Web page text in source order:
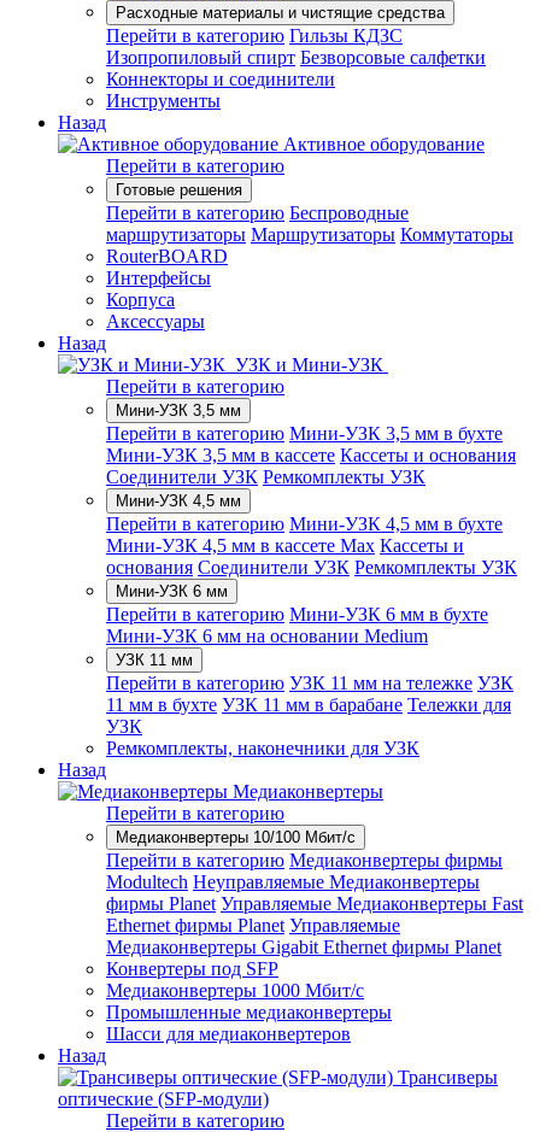
Расходные материалы и чистящие средства
Перейти в категорию Гильзы КДЗС
Изопропиловый спирт Безворсовые салфетки
Коннекторы и соединители
Инструменты
Назад
Активное оборудование
Перейти в категорию
Готовые решения
Перейти в категорию Беспроводные
маршрутизаторы Маршрутизаторы Коммутаторы
RouterBOARD
Интерфейсы
Корпуса
Аксессуары
Назад
УЗК и Мини-УЗК
Перейти в категорию
Мини-УЗК 3,5 мм
Перейти в категорию Мини-УЗК 3,5 мм в бухте
Мини-УЗК 3,5 мм в кассете Кассеты и основания
Соединители УЗК Ремкомплекты УЗК
Мини-УЗК 4,5 мм
Перейти в категорию Мини-УЗК 4,5 мм в бухте
Мини-УЗК 4,5 мм в кассете Max Кассеты и
основания Соединители УЗК Ремкомплекты УЗК
Мини-УЗК 6 мм
Перейти в категорию Мини-УЗК 6 мм в бухте
Мини-УЗК 6 мм на основании Medium
УЗК 11 мм
Перейти в категорию УЗК 11 мм на тележке УЗК
11 мм в бухте УЗК 11 мм в барабане Тележки для
УЗК
Ремкомплекты, наконечники для УЗК
Назад
Медиаконвертеры
Перейти в категорию
Медиаконвертеры 10/100 Мбит/с
Перейти в категорию Медиаконвертеры фирмы
Modultech Неуправляемые Медиаконвертеры
фирмы Planet Управляемые Медиаконвертеры Fast
Ethernet фирмы Planet Управляемые
Медиаконвертеры Gigabit Ethernet фирмы Planet
Конвертеры под SFP
Медиаконвертеры 1000 Мбит/с
Промышленные медиаконвертеры
Шасси для медиаконвертеров
Назад
Трансиверы
оптические (SFP-модули)
Перейти в категорию